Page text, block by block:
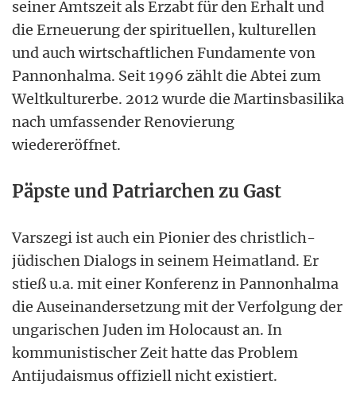
seiner Amtszeit als Erzabt für den Erhalt und
die Erneuerung der spirituellen, kulturellen
und auch wirtschaftlichen Fundamente von
Pannonhalma. Seit 1996 zählt die Abtei zum
Weltkulturerbe. 2012 wurde die Martinsbasilika
nach umfassender Renovierung
wiedereröffnet.
Päpste und Patriarchen zu Gast
Varszegi ist auch ein Pionier des christlich-
jüdischen Dialogs in seinem Heimatland. Er
stieß u.a. mit einer Konferenz in Pannonhalma
die Auseinandersetzung mit der Verfolgung der
ungarischen Juden im Holocaust an. In
kommunistischer Zeit hatte das Problem
Antijudaismus offiziell nicht existiert.